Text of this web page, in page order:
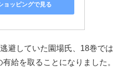
ョッピングで見る
避していた園場氏、18巻では
給を取ることになりました。